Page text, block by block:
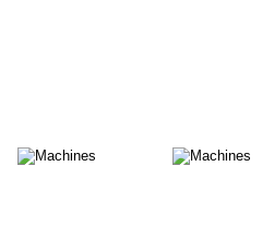
Leif in Concert
- Vol. 2
WIM